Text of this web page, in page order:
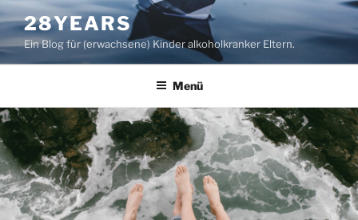
Zum
Inhalt
springen
28YEARS
Ein Blog für (erwachsene) Kinder alkoholkranker Eltern.
Menü